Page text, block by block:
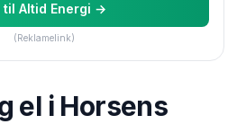
til Altid Energi →
(Reklamelink)
el i Horsens